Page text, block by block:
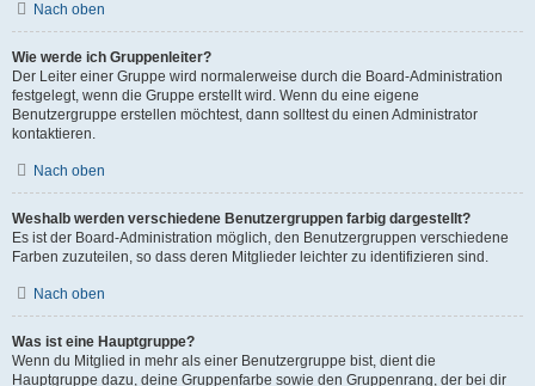
Nach oben
Wie werde ich Gruppenleiter?
Der Leiter einer Gruppe wird normalerweise durch die Board-Administration
festgelegt, wenn die Gruppe erstellt wird. Wenn du eine eigene
Benutzergruppe erstellen möchtest, dann solltest du einen Administrator
kontaktieren.
Nach oben
Weshalb werden verschiedene Benutzergruppen farbig dargestellt?
Es ist der Board-Administration möglich, den Benutzergruppen verschiedene
Farben zuzuteilen, so dass deren Mitglieder leichter zu identifizieren sind.
Nach oben
Was ist eine Hauptgruppe?
Wenn du Mitglied in mehr als einer Benutzergruppe bist, dient die
Hauptgruppe dazu, deine Gruppenfarbe sowie den Gruppenrang, der bei dir